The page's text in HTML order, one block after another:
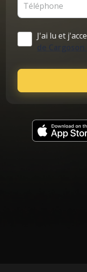
Téléphone
J'ai lu et